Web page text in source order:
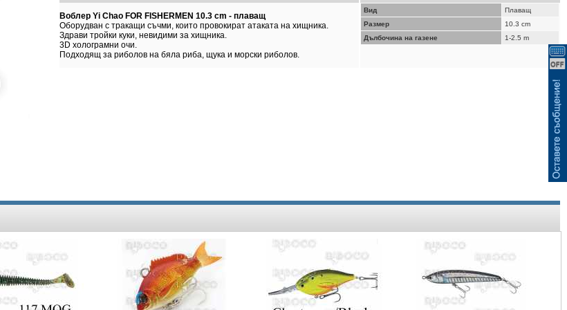
Воблер Yi Chao FOR FISHERMEN 10.3 cm - плаващ
Оборудван с тракащи съчми, които провокират атаката на хищника.
Здрави тройки куки, невидими за хищника.
3D холограмни очи.
Подходящ за риболов на бяла риба, щука и морски риболов.
Вид
Плаващ
Размер
10.3 cm
Дълбочина на газене
1-2.5 m